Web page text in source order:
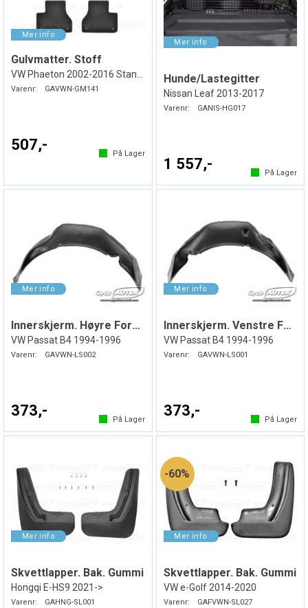
Gulvmatter. Stoff
VW Phaeton 2002-2016 Standard
Varenr: GAVWN-GM141
507,-
På Lager
Hunde/Lastegitter
Nissan Leaf 2013-2017
Varenr: GANIS-HG017
1 557,-
På Lager
Innerskjerm. Høyre Foran. Plast
VW Passat B4 1994-1996
Varenr: GAVWN-LS002
373,-
På Lager
Innerskjerm. Venstre Foran. Plast
VW Passat B4 1994-1996
Varenr: GAVWN-LS001
373,-
På Lager
Skvettlapper. Bak. Gummi
Hongqi E-HS9 2021->
Varenr: GAHNG-SL001
60%
Skvettlapper. Bak. Gummi
VW e-Golf 2014-2020
Varenr: GAFVWN-SL027